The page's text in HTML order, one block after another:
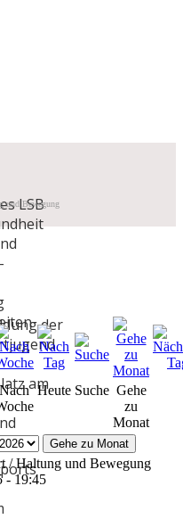
LSB
der
am
und Bewegung
Nach Heute Suche Gehe
zu
Monat
Gehe zu Monat
/ Haltung und Bewegung
- 19:45